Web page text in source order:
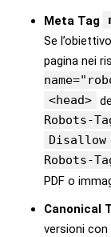
Meta Tag
Se
pagina nei
<head>
Robots-
Disallow
Robots-
PDF o
Canonical
versioni con